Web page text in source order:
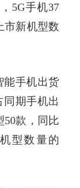
5G手机37
市新机型数
手机出货
同期手机出
50款，同比
型数量的